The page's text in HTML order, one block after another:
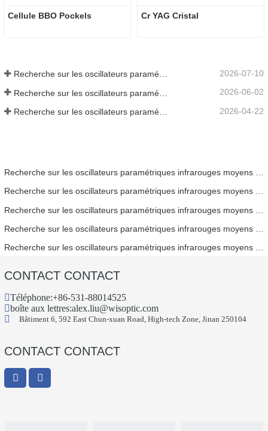
Cellule BBO Pockels Cr YAG Cristal
Recherche sur les oscillateurs paramétriques infrarouges moyens - Partie 06 2026-07-10
2026-06-02
2026-04-22
Recherche sur les oscillateurs paramétriques infrarouges moyens - Partie 05
Recherche sur les oscillateurs paramétriques infrarouges moyens - Partie 02
CONTACT CONTACT
Téléphone:+86-531-88014525
boîte aux lettres:alex.liu@wisoptic.com
Bâtiment 6, 592 East Chun-xuan Road, High-tech Zone, Jinan 250104
CONTACT CONTACT